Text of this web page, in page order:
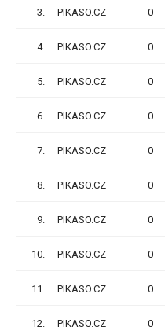
3. PIKASO.CZ 0
4. PIKASO.CZ 0
5. PIKASO.CZ 0
6. PIKASO.CZ 0
7. PIKASO.CZ 0
8. PIKASO.CZ 0
9. PIKASO.CZ 0
10. PIKASO.CZ 0
11. PIKASO.CZ 0
12. PIKASO.CZ 0